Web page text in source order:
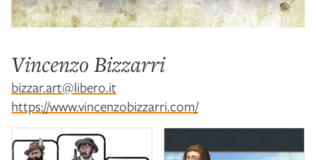
Vincenzo Bizzarri
bizzar.art@libero.it
https://www.vincenzobizzarri.com/